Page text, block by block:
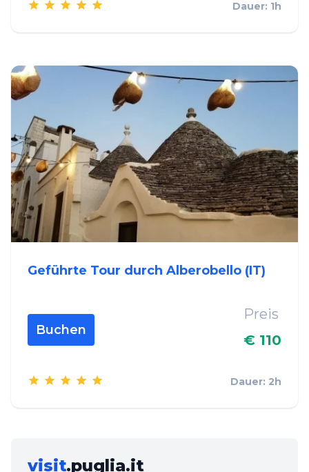
Dauer: 1h
Geführte Tour durch Alberobello (IT)
Buchen
Preis
€ 110
Dauer: 2h
visit.puglia.it